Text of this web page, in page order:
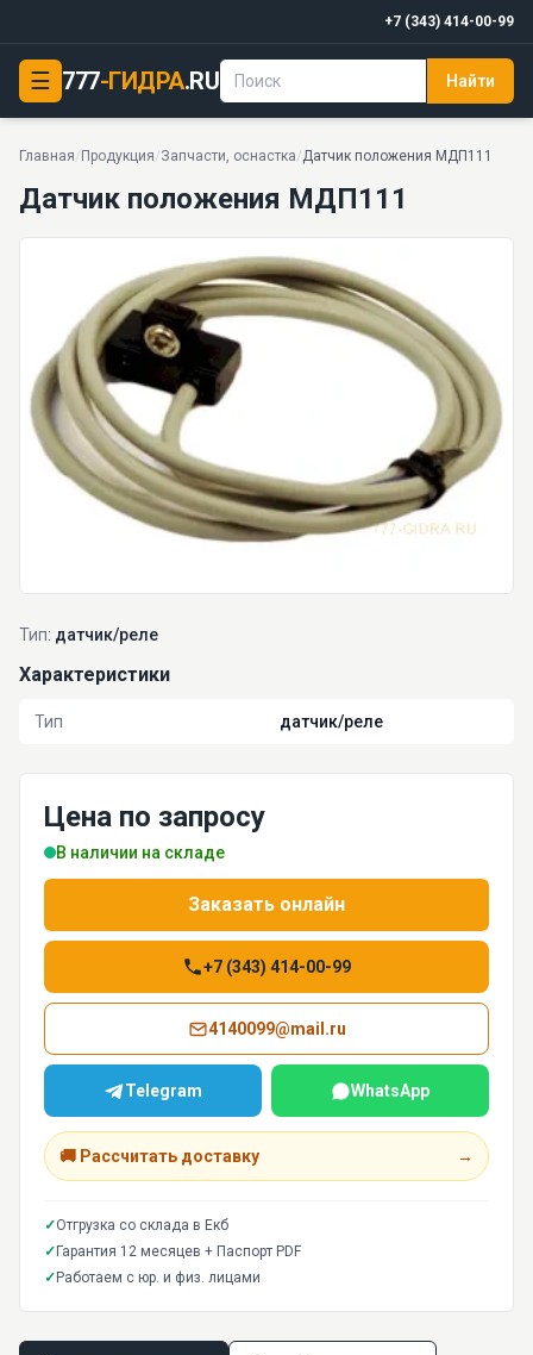
+7 (343) 414-00-99
☰ 777-ГИДРА.RU Найти
Главная/ Продукция/Запчасти, оснастка/Датчик положения МДП111
Датчик положения МДП111 PDF
Датчик положения МДП111
Тип: датчик/реле
Характеристики
Тип датчик/реле
Цена по запросу
В наличии на складе
Заказать онлайн
+7 (343) 414-00-99
4140099@mail.ru
Telegram WhatsApp
🚚 Рассчитать доставку →
✓Отгрузка со склада в Екб
✓ Гарантия 12 месяцев + Паспорт PDF
✓ Работаем с юр. и физ. лицами